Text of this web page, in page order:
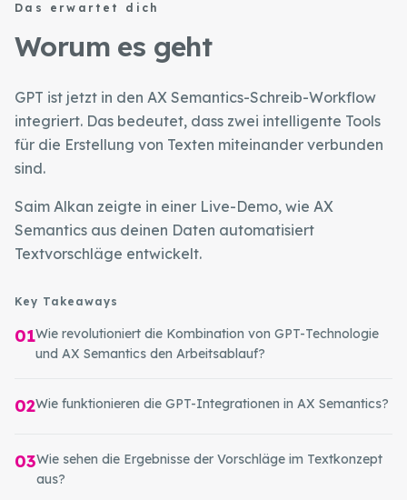
Das erwartet dich
Worum es geht
GPT ist jetzt in den AX Semantics-Schreib-Workflow
integriert. Das bedeutet, dass zwei intelligente Tools
für die Erstellung von Texten miteinander verbunden
sind.
Saim Alkan zeigte in einer Live-Demo, wie AX
Semantics aus deinen Daten automatisiert
Textvorschläge entwickelt.
Key Takeaways
01Wie revolutioniert die Kombination von GPT-Technologie
und AX Semantics den Arbeitsablauf?
02Wie funktionieren die GPT-Integrationen in AX Semantics?
03Wie sehen die Ergebnisse der Vorschläge im Textkonzept
aus?